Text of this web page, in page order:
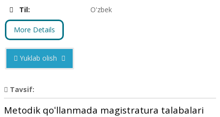
Til:
O'zbek
More Details
Yuklab olish
Tavsif:
Metodik qoʻllanmada magistratura talabalari